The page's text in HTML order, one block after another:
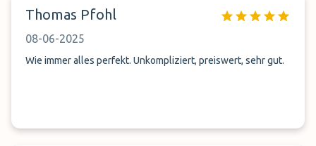
Thomas Pfohl
08-06-2025
Wie immer alles perfekt. Unkompliziert, preiswert, sehr gut.